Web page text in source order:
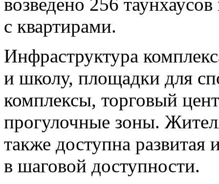
с квартирами.
Инфраструктура
и школу, площадки для
комплексы, торговый
прогулочные зоны.
также доступна развитая
в шаговой доступности.